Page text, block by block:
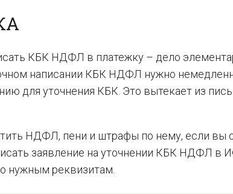
КБК НДФЛ в платежку – дело
написании КБК НДФЛ нужно
для уточнения КБК. Это вытекает из
НДФЛ, пени и штрафы по нему, если вы
заявление на уточнении КБК НДФЛ в
нужным реквизитам.